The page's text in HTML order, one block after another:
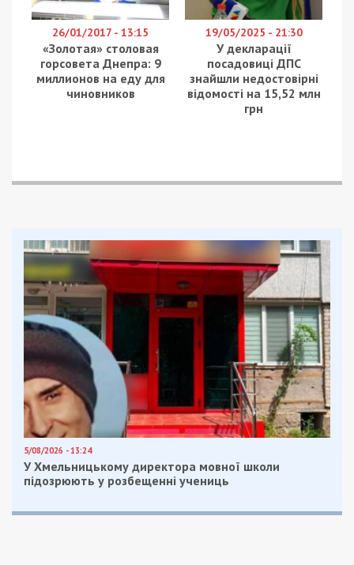
Facebook
Telegram
Twitter
WhatsApp
Viber Email
Категории: Гроші| Метки:горсовет,
капитальный ремонт
тендер,школа
Рекламні блоки дають нам змогу
залишатися незалежними ЗМІ, а вам -
отримувати найсвіжіші новини під ними.
за останніми новинами!